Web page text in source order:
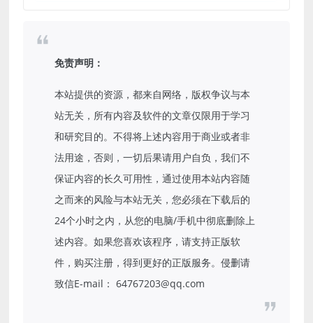
免责声明：
本站提供的资源，都来自网络，版权争议与本
站无关，所有内容及软件的文章仅限用于学习
和研究目的。不得将上述内容用于商业或者非
法用途，否则，一切后果请用户自负，我们不
保证内容的长久可用性，通过使用本站内容随
之而来的风险与本站无关，您必须在下载后的
24个小时之内，从您的电脑/手机中彻底删除上
述内容。如果您喜欢该程序，请支持正版软
件，购买注册，得到更好的正版服务。侵删请
致信E-mail： 64767203@qq.com